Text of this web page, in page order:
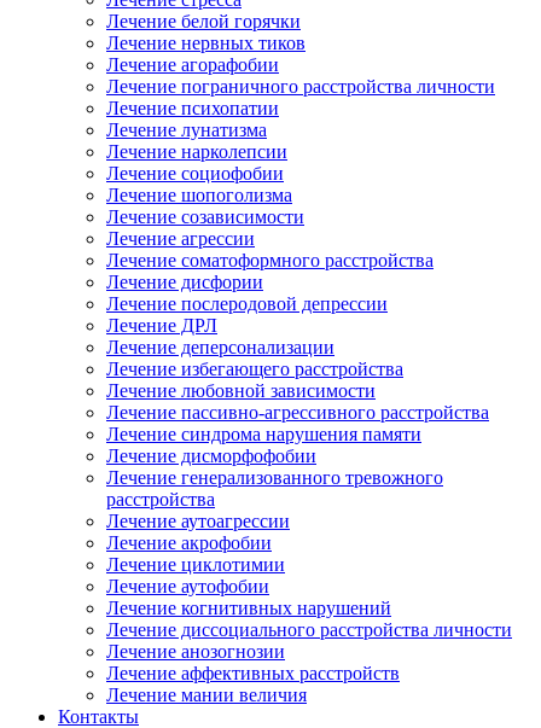
Лечение белой горячки
Лечение нервных тиков
Лечение агорафобии
Лечение пограничного расстройства личности
Лечение психопатии
Лечение лунатизма
Лечение нарколепсии
Лечение социофобии
Лечение шопоголизма
Лечение созависимости
Лечение агрессии
Лечение соматоформного расстройства
Лечение дисфории
Лечение послеродовой депрессии
Лечение ДРЛ
Лечение деперсонализации
Лечение избегающего расстройства
Лечение любовной зависимости
Лечение пассивно-агрессивного расстройства
Лечение синдрома нарушения памяти
Лечение дисморфофобии
Лечение генерализованного тревожного
расстройства
Лечение аутоагрессии
Лечение акрофобии
Лечение циклотимии
Лечение аутофобии
Лечение когнитивных нарушений
Лечение диссоциального расстройства личности
Лечение анозогнозии
Лечение аффективных расстройств
Лечение мании величия
Контакты